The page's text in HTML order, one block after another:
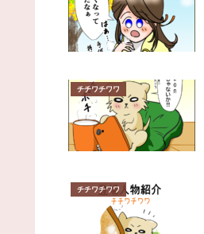
チチワチワワ
チチワチワワ